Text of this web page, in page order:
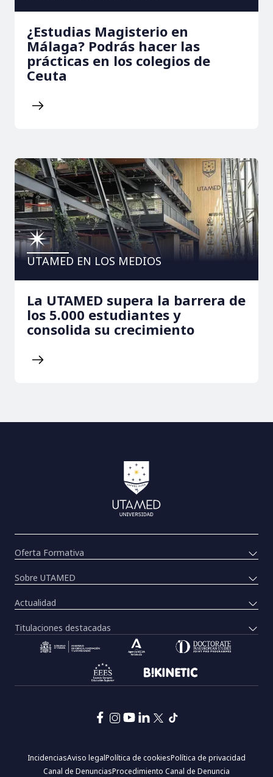
¿Estudias Magisterio en
Málaga? Podrás hacer las
prácticas en los colegios de
Ceuta
UTAMED EN LOS MEDIOS
La UTAMED supera la barrera de
los 5.000 estudiantes y
consolida su crecimiento
Oferta Formativa
Sobre UTAMED
Actualidad
Titulaciones destacadas
página:
IncidenciasAviso legalPolítica de cookiesPolítica de privacidad
Canal de DenunciasProcedimiento Canal de Denuncia